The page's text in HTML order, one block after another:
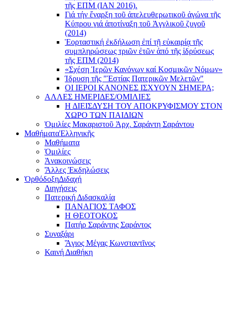
τῆς ΕΠΜ (ΙΑΝ 2016).
Γιά τήν ἔναρξη τοῦ ἀπελευθερωτικοῦ ἀγώνα τῆς
Κύπρου γιά ἀποτίναξη τοῦ Ἀγγλικοῦ ζυγοῦ
(2014)
Ἑορταστική ἐκδήλωση ἐπί τῇ εὐκαιρίᾳ τῆς
συμπληρώσεως τριῶν ἐτῶν ἀπό τῆς ἱδρύσεως
τῆς ΕΠΜ (2014)
«Σχέση Ἱερῶν Κανόνων καί Κοσμικῶν Νόμων»
Ίδρυση τῆς "Ἑστίας Πατερικῶν Μελετῶν"
ΟΙ ΙΕΡΟΙ ΚΑΝΟΝΕΣ ΙΣΧΥΟΥΝ ΣΗΜΕΡΑ;
ΑΛΛΕΣ ΗΜΕΡΙΔΕΣ/ΟΜΙΛΙΕΣ
Η ΔΙΕΙΣΔΥΣΗ ΤΟΥ ΑΠΟΚΡΥΦΙΣΜΟΥ ΣΤΟΝ
ΧΩΡΟ ΤΩΝ ΠΑΙΔΙΩΝ
Ὁμιλίες Μακαριστοῦ Ἀρχ. Σαράντη Σαράντου
ΜαθήματαἙλληνικῆς
Μαθήματα
Ὁμιλίες
Ἀνακοινώσεις
Ἄλλες Ἐκδηλώσεις
ὈρθόδοξηΔιδαχή
Διηγήσεις
Πατερική Διδασκαλία
ΠΑΝΑΓΙΟΣ ΤΑΦΟΣ
Η ΘΕΟΤΟΚΟΣ
Πατήρ Σαράντης Σαράντος
Συναξάρι
Ἅγιος Μέγας Κωνσταντῖνος
Καινή Διαθήκη